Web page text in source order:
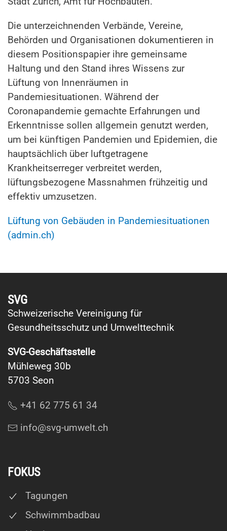
Die unterzeichnenden Verbände, Vereine,
Behörden und Organisationen dokumentieren in
diesem Positionspapier ihre gemeinsame
Haltung und den Stand ihres Wissens zur
Lüftung von Innenräumen in
Pandemiesituationen. Während der
Coronapandemie gemachte Erfahrungen und
Erkenntnisse sollen allgemein genutzt werden,
um bei künftigen Pandemien und Epidemien, die
hauptsächlich über luftgetragene
Krankheitserreger verbreitet werden,
lüftungsbezogene Massnahmen frühzeitig und
effektiv umzusetzen.
Lüftung von Gebäuden in Pandemiesituationen
(admin.ch)
SVG
Schweizerische Vereinigung für
Gesundheitsschutz und Umwelttechnik
SVG-Geschäftsstelle
Mühleweg 30b
5703 Seon
+41 62 775 61 34
info@svg-umwelt.ch
FOKUS
Tagungen
Schwimmbadbau